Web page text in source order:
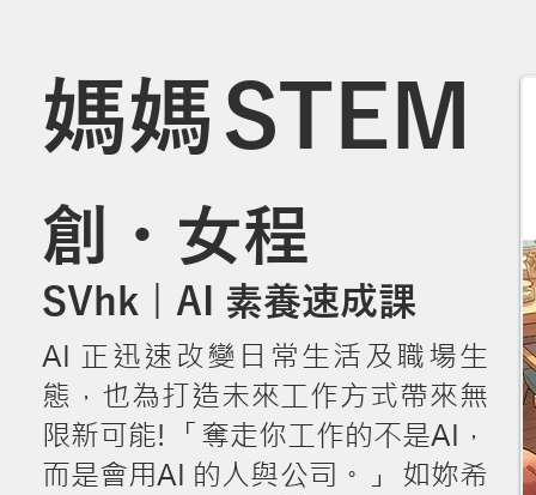
媽媽STEM
創・女程
SVhk | AI 素養速成課
AI 正迅速改變日常生活及職場生
態，也為打造未來工作方式帶來無
限新可能! 「奪走你工作的不是AI，
而是會用AI 的人與公司。」 如妳希